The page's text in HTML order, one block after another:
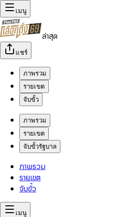
เมนู
ล่าสุด
แชร์
ภาพรวม
รายเขต
จับขั้ว
ภาพรวม
รายเขต
จับขั้วรัฐบาล
ภาพรวม
รายเขต
จับขั้ว
เมนู